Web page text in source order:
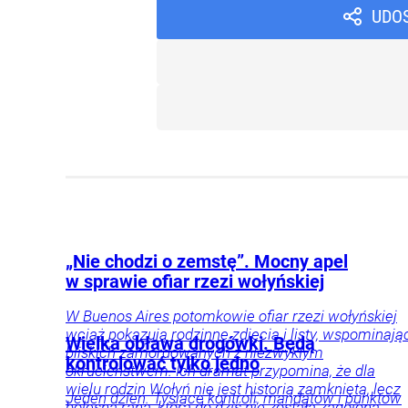
„Nie chodzi o zemstę”. Mocny apel
w sprawie ofiar rzezi wołyńskiej
W Buenos Aires potomkowie ofiar rzezi wołyńskiej
wciąż pokazują rodzinne zdjęcia i listy,
bliskich zamordowanych z niezwykłym
okrucieństwem. Ich dramat przypomina, że dla
wielu rodzin Wołyń nie jest historią zamkniętą, lecz
Wielka obława drogówki. Będą
kontrolować tylko jedno
Jeden dzień. Tysiące kontroli, mandatów i punktów